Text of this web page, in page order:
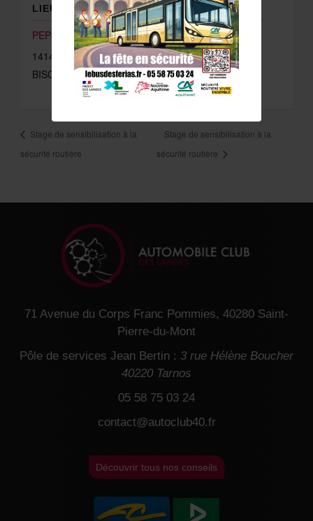
LIEU
PEP40 – SALLE 1
1414 AVENUE LATECOERE
BISCARROSSE, 40600 France + Google Map
Stage de sensibilisation à la
sécurité routière
Stage de sensibilisation à la
sécurité routière
71 Avenue du Corps Franc Pommies, 40280 Saint-
Pierre-du-Mont
Pôle de services Jean Bertin : 3 rue Hélène Boucher
40220 Tarnos
05 58 75 03 24
contact@autoclub40.fr
Découvrir tous nos conseils